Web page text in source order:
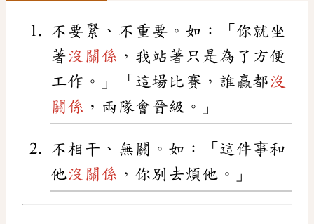
不要緊、不重要。如：「你就坐
著沒關係 ，我站著只是為了方便
工作。」「這場比賽，誰贏都沒
關係 ，兩隊會晉級。」
不相干、無關。如：「這件事和
他沒關係 ，你別去煩他。」